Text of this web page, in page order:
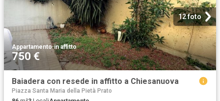
12 foto
Appartamento·in affitto
750 €
Baiadera con resede in affitto a Chiesanuova
Piazza Santa Maria della Pietà Prato